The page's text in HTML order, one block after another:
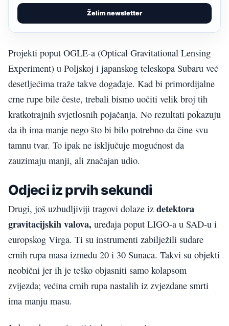
Želim newsletter
Projekti poput OGLE-a (Optical Gravitational Lensing
Experiment) u Poljskoj i japanskog teleskopa Subaru već
desetljećima traže takve događaje. Kad bi primordijalne
crne rupe bile česte, trebali bismo uočiti velik broj tih
kratkotrajnih svjetlosnih pojačanja. No rezultati pokazuju
da ih ima manje nego što bi bilo potrebno da čine svu
tamnu tvar. To ipak ne isključuje mogućnost da
zauzimaju manji, ali značajan udio.
Odjeci iz prvih sekundi
Drugi, još uzbudljiviji tragovi dolaze iz detektora
gravitacijskih valova, uređaja poput LIGO-a u SAD-u i
europskog Virga. Ti su instrumenti zabilježili sudare
crnih rupa masa između 20 i 30 Sunaca. Takvi su objekti
neobični jer ih je teško objasniti samo kolapsom
zvijezda; većina crnih rupa nastalih iz zvjezdane smrti
ima manju masu.